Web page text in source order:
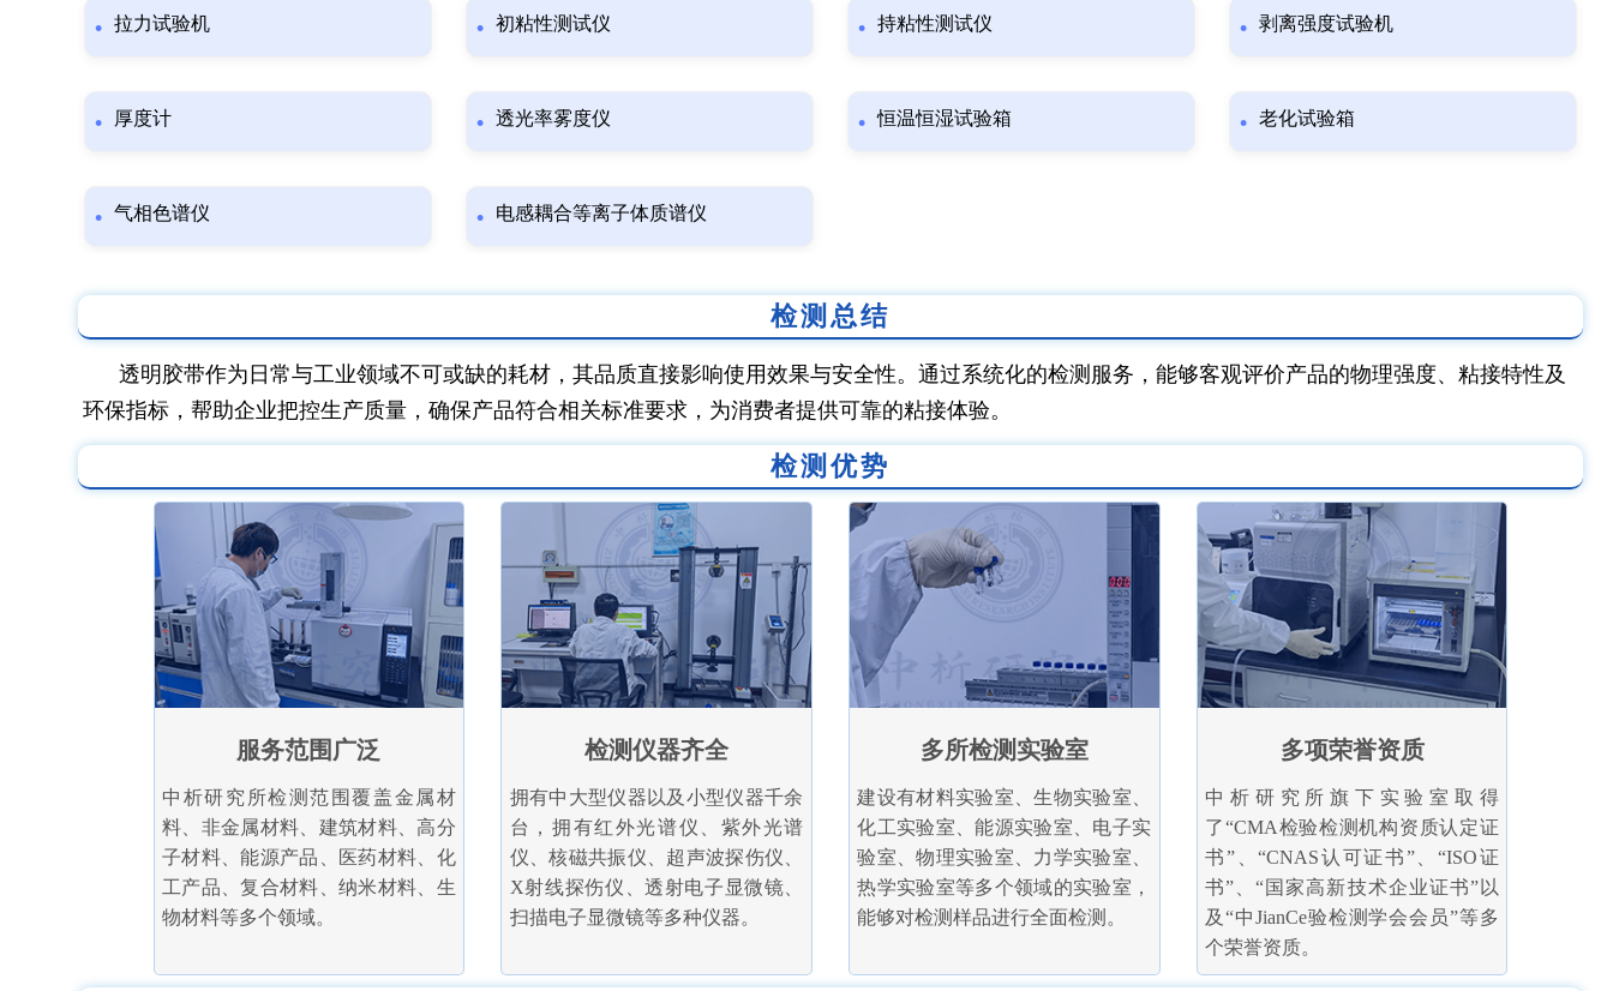
拉力试验机 初粘性测试仪 持粘性测试仪 剥离强度试验机
厚度计 透光率雾度仪 恒温恒湿试验箱 老化试验箱
气相色谱仪 电感耦合等离子体质谱仪
检测总结
透明胶带作为日常与工业领域不可或缺的耗材，其品质直接影响使用效果与安全性。通过系统化的检测服务，能够客观评价产品的物理强度、粘接特性及
环保指标，帮助企业把控生产质量，确保产品符合相关标准要求，为消费者提供可靠的粘接体验。
检测优势
服务范围广泛
中析研究所检测范围覆盖金属材
料、非金属材料、建筑材料、高分
子材料、能源产品、医药材料、化
工产品、复合材料、纳米材料、生
物材料等多个领域。
检测仪器齐全
拥有中大型仪器以及小型仪器千余
台，拥有红外光谱仪、紫外光谱
仪、核磁共振仪、超声波探伤仪、
X射线探伤仪、透射电子显微镜、
扫描电子显微镜等多种仪器。
多所检测实验室
建设有材料实验室、生物实验室、
化工实验室、能源实验室、电子实
验室、物理实验室、力学实验室、
热学实验室等多个领域的实验室，
能够对检测样品进行全面检测。
多项荣誉资质
中析研究所旗下实验室取得
了“CMA检验检测机构资质认定证
书”、“CNAS认可证书”、“ISO证
书”、“国家高新技术企业证书”以
及“中JianCe验检测学会会员”等多
个荣誉资质。